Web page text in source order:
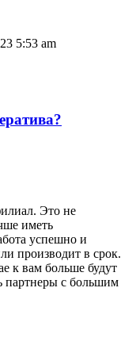
5:53 am
Это не
иметь
успешно и
производит в срок.
к вам больше будут
партнеры с большим